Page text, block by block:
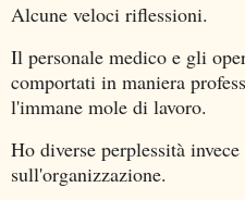
Alcune veloci riflessioni.
Il personale medico e gli
comportati in maniera
l'immane mole di lavoro.
Ho diverse perplessità
sull'organizzazione.